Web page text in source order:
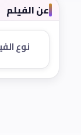
عن الفيلم
نوع